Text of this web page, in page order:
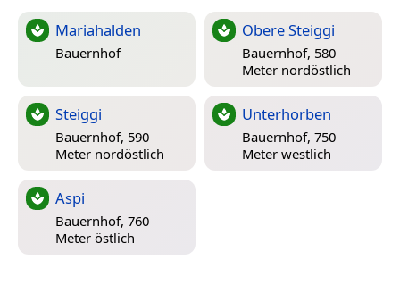
Mariahalden
Bauernhof
Obere Steiggi
Bauernhof, 580
Meter nordöstlich
Steiggi
Bauernhof, 590
Meter nordöstlich
Unterhorben
Bauernhof, 750
Meter westlich
Aspi
Bauernhof, 760
Meter östlich